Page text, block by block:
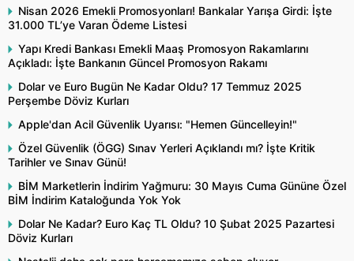
Nisan 2026 Emekli Promosyonları! Bankalar Yarışa Girdi: İşte
31.000 TL’ye Varan Ödeme Listesi
Yapı Kredi Bankası Emekli Maaş Promosyon Rakamlarını
Açıkladı: İşte Bankanın Güncel Promosyon Rakamı
Dolar ve Euro Bugün Ne Kadar Oldu? 17 Temmuz 2025
Perşembe Döviz Kurları
Apple'dan Acil Güvenlik Uyarısı: "Hemen Güncelleyin!"
Özel Güvenlik (ÖGG) Sınav Yerleri Açıklandı mı? İşte Kritik
Tarihler ve Sınav Günü!
BİM Marketlerin İndirim Yağmuru: 30 Mayıs Cuma Gününe Özel
BİM İndirim Kataloğunda Yok Yok
Dolar Ne Kadar? Euro Kaç TL Oldu? 10 Şubat 2025 Pazartesi
Döviz Kurları